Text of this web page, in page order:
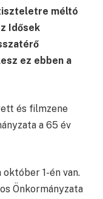
méltó
Idősek
ez ebben a
és filmzene
a 65 év
1-én van.
Önkormányzata